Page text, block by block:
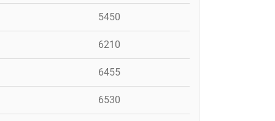
5450
6210
6455
6530